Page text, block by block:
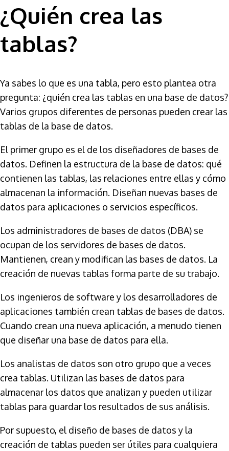
¿Quién crea las
tablas?
Ya sabes lo que es una tabla, pero esto plantea otra
pregunta: ¿quién crea las tablas en una base de datos?
Varios grupos diferentes de personas pueden crear las
tablas de la base de datos.
El primer grupo es el de los diseñadores de bases de
datos. Definen la estructura de la base de datos: qué
contienen las tablas, las relaciones entre ellas y cómo
almacenan la información. Diseñan nuevas bases de
datos para aplicaciones o servicios específicos.
Los administradores de bases de datos (DBA) se
ocupan de los servidores de bases de datos.
Mantienen, crean y modifican las bases de datos. La
creación de nuevas tablas forma parte de su trabajo.
Los ingenieros de software y los desarrolladores de
aplicaciones también crean tablas de bases de datos.
Cuando crean una nueva aplicación, a menudo tienen
que diseñar una base de datos para ella.
Los analistas de datos son otro grupo que a veces
crea tablas. Utilizan las bases de datos para
almacenar los datos que analizan y pueden utilizar
tablas para guardar los resultados de sus análisis.
Por supuesto, el diseño de bases de datos y la
creación de tablas pueden ser útiles para cualquiera